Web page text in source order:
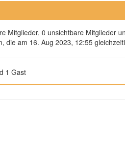
Mitglieder, 0 unsichtbare Mitglieder
die am 16. Aug 2023, 12:55
1 Gast